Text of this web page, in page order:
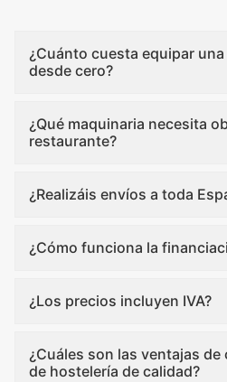
¿Cuánto cuesta equipar
desde cero?
¿Qué maquinaria necesita
restaurante?
¿Realizáis envíos a toda
¿Cómo funciona la
¿Los precios incluyen IVA?
¿Cuáles son las ventajas
de hostelería de calidad?